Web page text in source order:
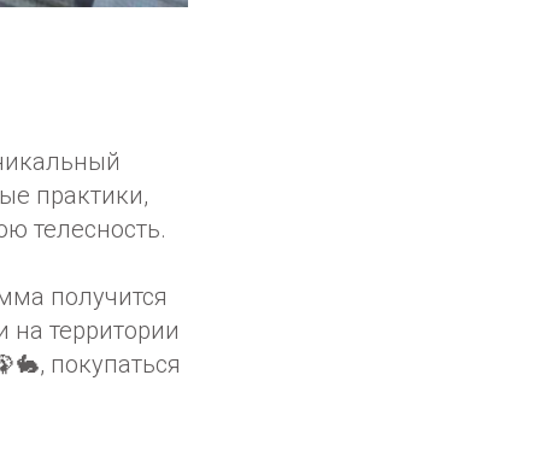
практики,
телесность.
получится
на территории
покупаться